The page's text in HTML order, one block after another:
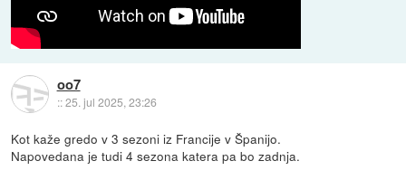
oo7
::25. jul 2025, 23:26
Kot kaže gredo v 3 sezoni iz Francije v Španijo.
Napovedana je tudi 4 sezona katera pa bo zadnja.